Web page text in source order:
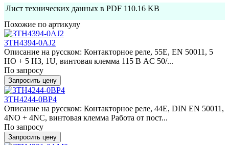
Лист технических данных в PDF 110.16 KB
Похожие по артикулу
3TH4394-0AJ2
Описание на русском: Контакторное реле, 55E, EN 50011, 5
НО + 5 НЗ, 1U, винтовая клемма 115 В AC 50/...
По запросу
Запросить цену
3TH4244-0BP4
Описание на русском: Контакторное реле, 44E, DIN EN 50011,
4NO + 4NC, винтовая клемма Работа от пост...
По запросу
Запросить цену